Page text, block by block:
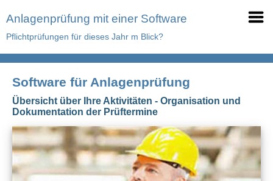
Anlagenprüfung mit einer Software
Pflichtprüfungen für dieses Jahr m Blick?
Software für Anlagenprüfung
Übersicht über Ihre Aktivitäten - Organisation und
Dokumentation der Prüftermine